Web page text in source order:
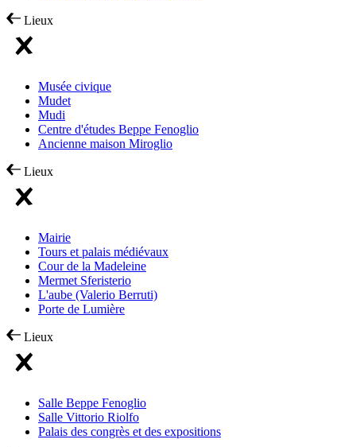
Lieux
Musée civique
Mudet
Mudi
Centre d'études Beppe Fenoglio
Ancienne maison Miroglio
Lieux
Mairie
Tours et palais médiévaux
Cour de la Madeleine
Mermet Sferisterio
L'aube (Valerio Berruti)
Porte de Lumière
Lieux
Salle Beppe Fenoglio
Salle Vittorio Riolfo
Palais des congrès et des expositions